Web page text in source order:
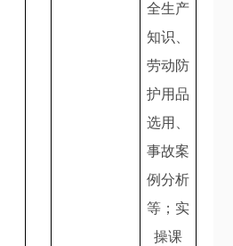
全生产
知识、
劳动防
护用品
选用、
事故案
例分析
等；实
操课